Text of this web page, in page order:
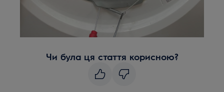
Чи була ця стаття корисною?